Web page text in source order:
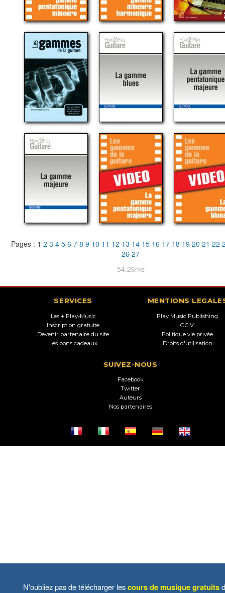
Pages : 1 2 3 4 5 6 7 8 9 10 11 12 13 14 15 16 17 18 19 20 21 22
26 27
54.26ms
SERVICES
Les + Play-Music
Inscription gratuite
Devenir partenaire du site
Les bons cadeaux
MENTIONS
Play Music Publishing
C.G.V.
Politique vie privée
Droits d'utilisation
SUIVEZ-NOUS
Facebook
Twitter
Auteurs
Nos partenaires
N'oubliez pas de télécharger lescours de musique gratuits